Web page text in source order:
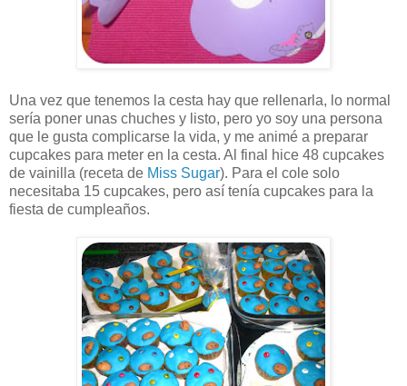
Una vez que tenemos la cesta hay que rellenarla, lo normal
sería poner unas chuches y listo, pero yo soy una persona
que le gusta complicarse la vida, y me animé a preparar
cupcakes para meter en la cesta. Al final hice 48 cupcakes
de vainilla (receta de Miss Sugar). Para el cole solo
necesitaba 15 cupcakes, pero así tenía cupcakes para la
fiesta de cumpleaños.